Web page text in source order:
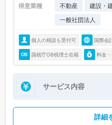
得意業種 不動産 建設・
一般社団法人
個人の相談も受付可 国際会
国税庁OB税理士在籍 料金
サービス内容
詳細